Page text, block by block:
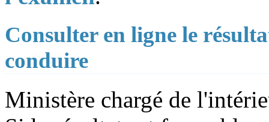
Consulter en ligne le
conduire
Ministère chargé de